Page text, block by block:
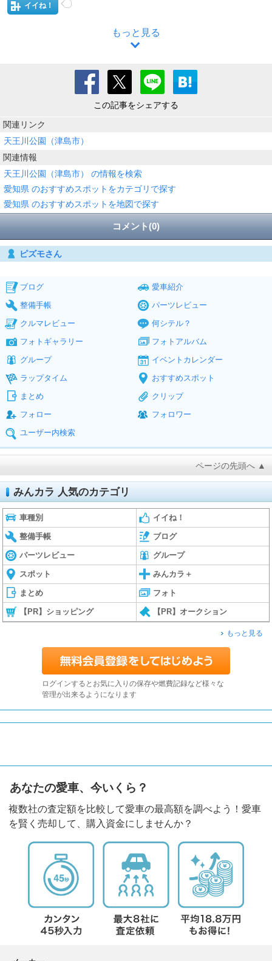
イイね！
もっと見る
この記事をシェアする
関連リンク
天王川公園（津島市）
関連情報
天王川公園（津島市） の情報を検索
愛知県 のおすすめスポットをカテゴリで探す
愛知県 のおすすめスポットを地図で探す
コメント(0)
ピズモさん
ブログ
愛車紹介
整備手帳
パーツレビュー
クルマレビュー
何シテル？
フォトギャラリー
フォトアルバム
グループ
イベントカレンダー
ラップタイム
おすすめスポット
まとめ
クリップ
フォロー
フォロワー
ユーザー内検索
ページの先頭へ ▲
みんカラ 人気のカテゴリ
車種別 イイね！
整備手帳 ブログ
パーツレビュー グループ
スポット みんカラ＋
まとめ フォト
【PR】ショッピング 【PR】オークション
もっと見る
ログインするとお気に入りの保存や燃費記録など様々な
管理が出来るようになります
あなたの愛車、今いくら？
複数社の査定額を比較して愛車の最高額を調べよう！愛車
を賢く売却して、購入資金にしませんか？